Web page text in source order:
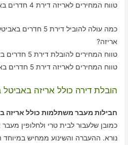
טווח המחירים לאריזה דירת 4 חדרים באביטל – בין 2230-2070 ש"ח
כמה עולה להוביל
אריזה?
טווח המחירים להובלת דירת 5 חדרים באביטל – בין 3210-4190 ש"ח
טווח המחירים לאריזה דירת 5 חדרים באביטל – בין 2000-3050 ש"ח
הובלת דירה כולל אריזה באביטל
חבילות מעבר משתלמות כולל אריזה
כמובן שלעבור לבית טרי ולחלופין
נורא. ההעברה והשינוע ממחיש במיוחד